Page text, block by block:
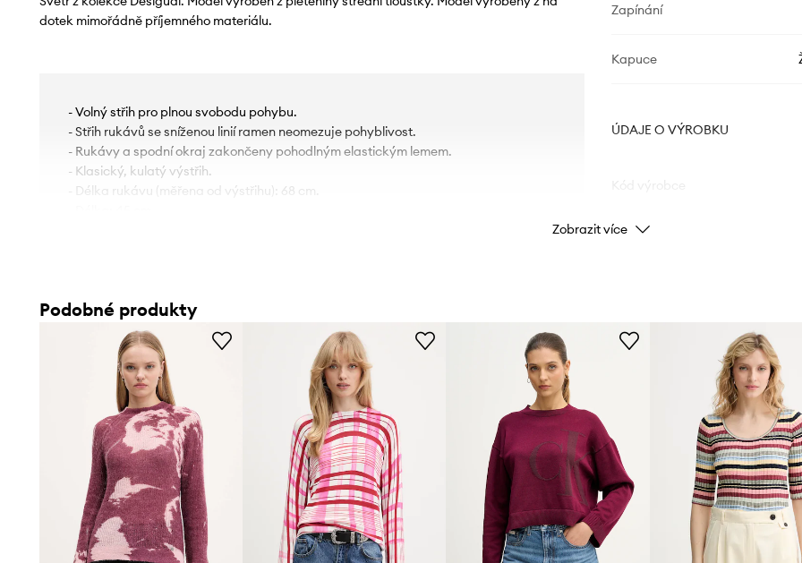
dotek mimořádně příjemného materiálu.
- Volný střih pro plnou svobodu pohybu.
- Střih rukávů se sníženou linií ramen neomezuje pohyblivost.
- Rukávy a spodní okraj zakončeny pohodlným elastickým lemem.
- Klasický, kulatý výstřih.
- Délka rukávu (měřena od výstřihu): 68 cm.
Zapínání
Kapuce
ÚDAJE O VÝROBKU
Barva
Výrobce
Zobrazit více
Podobné produkty